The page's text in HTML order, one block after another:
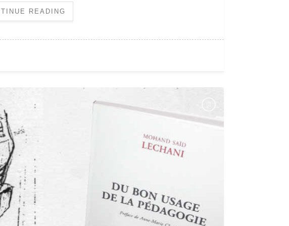
READING